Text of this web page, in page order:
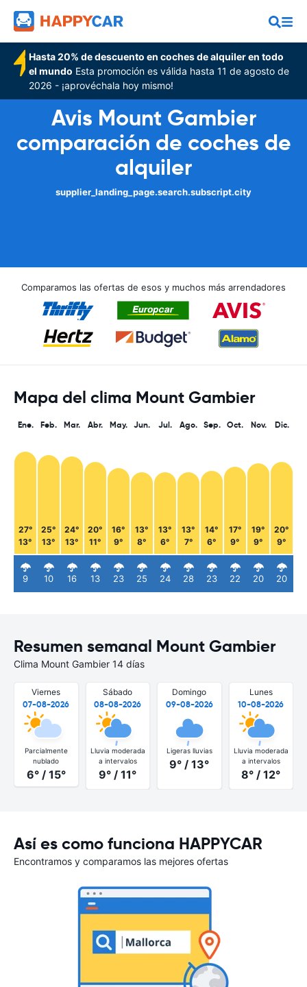
Hasta 20% de descuento en coches de alquiler en todo
el mundo Esta promoción es válida hasta 11 de agosto de
2026 - ¡aprovéchala hoy mismo!
Avis Mount Gambier
comparación de coches de
alquiler
supplier_landing_page.search.subscript.city
Comparamos las ofertas de esos y muchos más arrendadores
Mapa del clima Mount Gambier
Ene.
27°
13°
9
Feb.
25°
13°
10
Mar.
24°
13°
16
Abr.
20°
11°
13
May.
16°
9°
23
Jun.
13°
8°
25
Jul.
13°
6°
24
Ago.
13°
7°
28
Sep.
14°
6°
23
Oct.
17°
9°
22
Nov.
19°
9°
20
Dic.
20°
9°
20
Resumen semanal Mount Gambier
Clima Mount Gambier 14 días
Viernes
07-08-2026
Parcialmente
nublado
6° / 15°
Sábado
08-08-2026
Lluvia moderada
a intervalos
9° / 11°
Domingo
09-08-2026
Ligeras lluvias
9° / 13°
Lunes
10-08-2026
Lluvia moderada
a intervalos
8° / 12°
Así es como funciona HAPPYCAR
Encontramos y comparamos las mejores ofertas